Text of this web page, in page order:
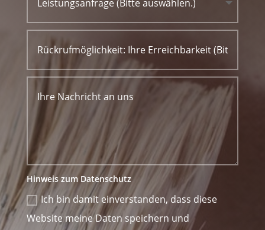
Hinweis zum Datenschutz
Ich bin damit einverstanden, dass diese
Website meine Daten speichern und